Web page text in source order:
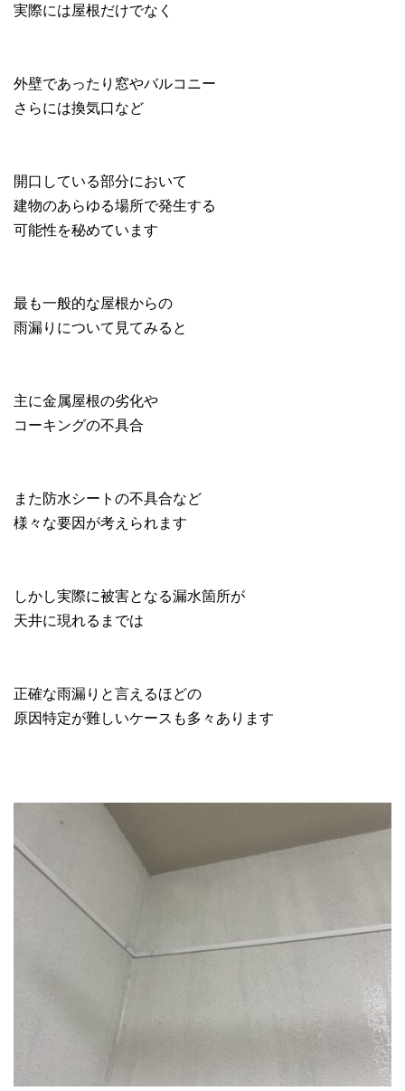
実際には屋根だけでなく
外壁であったり窓やバルコニー
さらには換気口など
開口している部分において
建物のあらゆる場所で発生する
可能性を秘めています
最も一般的な屋根からの
雨漏りについて見てみると
主に金属屋根の劣化や
コーキングの不具合
また防水シートの不具合など
様々な要因が考えられます
しかし実際に被害となる漏水箇所が
天井に現れるまでは
正確な雨漏りと言えるほどの
原因特定が難しいケースも多々あります